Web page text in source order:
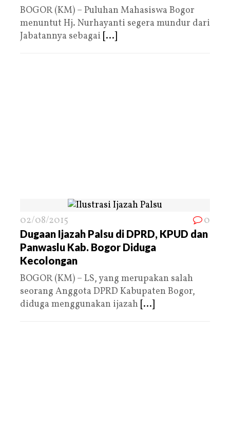
BOGOR (KM) – Puluhan Mahasiswa Bogor
menuntut Hj. Nurhayanti segera mundur dari
Jabatannya sebagai [...]
02/08/2015 0
Dugaan Ijazah Palsu di DPRD, KPUD dan
Panwaslu Kab. Bogor Diduga
Kecolongan
BOGOR (KM) – LS, yang merupakan salah
seorang Anggota DPRD Kabupaten Bogor,
diduga menggunakan ijazah [...]